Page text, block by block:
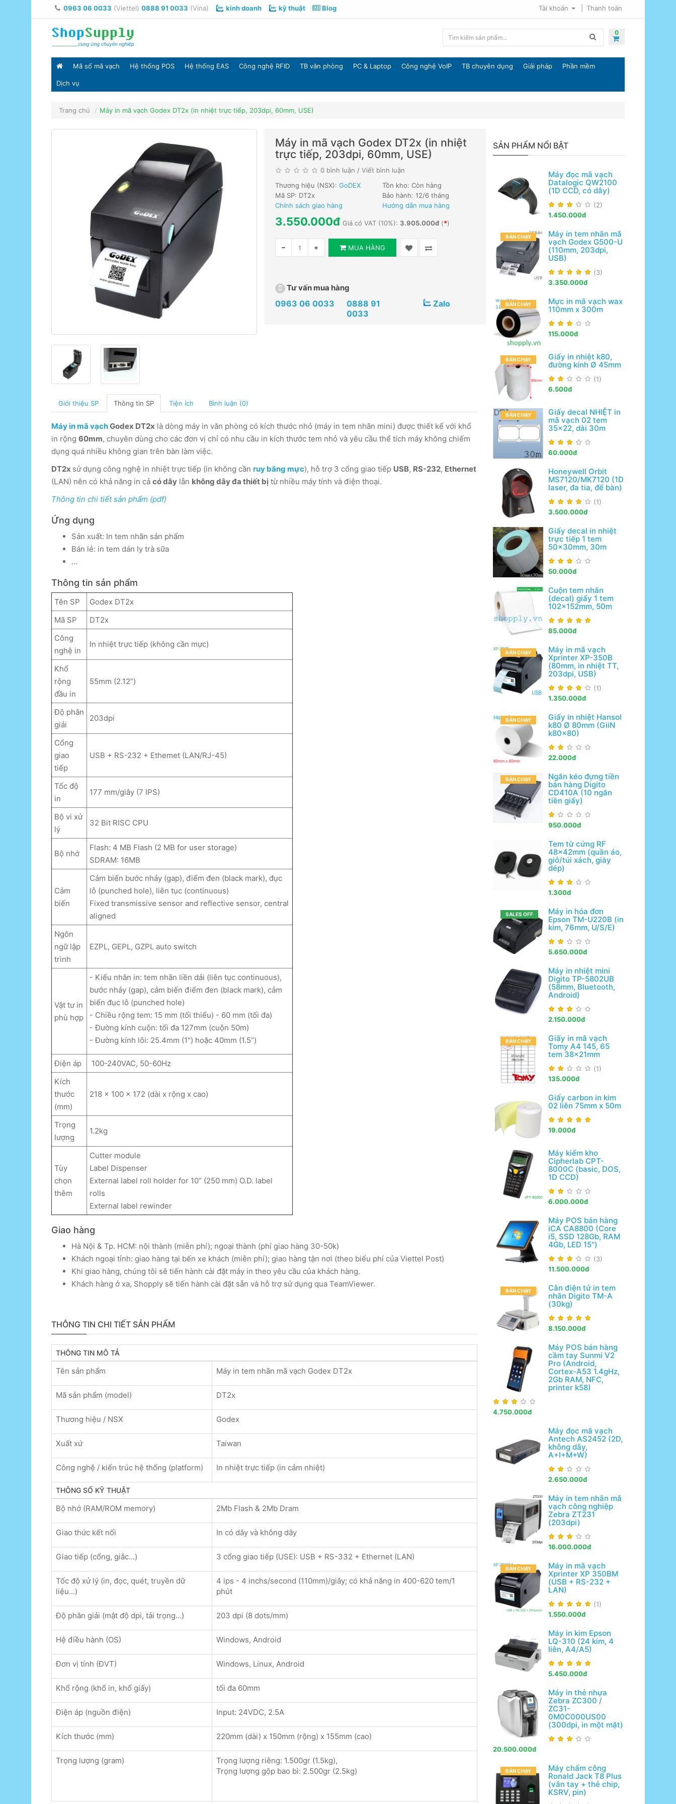
0963 06 0033 (Viettel) 0888 91 0033 (Vina) kinh doanh kỹ thuật Blog Tài khoản Thanh toán
0
Mã số mã vạch Hệ thống POS Hệ thống EAS Công nghệ RFID TB văn phòng PC & Laptop Công nghệ VoIP TB chuyên dụng Giải pháp Phần mềm
Dịch vụ
Trang chủ Máy in mã vạch Godex DT2x (in nhiệt trực tiếp, 203dpi, 60mm, USE)
Máy in mã vạch Godex DT2x (in nhiệt
trực tiếp, 203dpi, 60mm, USE)
0 bình luận / Viết bình luận
Thương hiệu (NSX): GoDEX
Mã SP: DT2x
Chính sách giao hàng
Tồn kho: Còn hàng
Bảo hành: 12/6 tháng
Hướng dẫn mua hàng
3.550.000đ Giá có VAT (10%): 3.905.000đ(*)
MUA HÀNG
Tư vấn mua hàng
0963 06 0033
0888 91
0033
Zalo
Giới thiệu SP Thông tin SP Tiện ích Bình luận (0)
Máy in mã vạchGodex DT2x là dòng máy in văn phòng có kích thước nhỏ (máy in tem nhãn mini) được thiết kế với khổ
in rộng 60mm, chuyên dùng cho các đơn vị chỉ có nhu cầu in kích thước tem nhỏ và yêu cầu thể tích máy không chiếm
dụng quá nhiều không gian trên bàn làm việc.
DT2x sử dụng công nghệ in nhiệt trực tiếp (in không cần ruy băng mực), hỗ trợ 3 cổng giao tiếp USB, RS-232, Ethernet
(LAN) nên có khả năng in cả có dây lẫn không dây đa thiết bị từ nhiều máy tính và điện thoại.
Thông tin chi tiết sản phẩm (pdf)
Ứng dụng
Sản xuất: In tem nhãn sản phẩm
Bán lẻ: in tem dán ly trà sữa
...
Thông tin sản phẩm
Tên SP
Godex DT2x
Mã SP
DT2x
Công
nghệ in
In nhiệt trực tiếp (không cần mực)
Khổ
rộng
đầu in
55mm (2.12”)
Độ phân
giải
203dpi
Cổng
giao
tiếp
USB + RS-232 + Ethemet (LAN/RJ-45)
Tốc độ
in
177 mm/giây (7 IPS)
Bộ vi xử
lý
32 Bit RISC CPU
Bộ nhớ
Flash: 4 MB Flash (2 MB for user storage)
SDRAM: 16MB
Cảm
biến
Cảm biến bước nhảy (gap), điểm đen (black mark), đục
lỗ (punched hole), liên tục (continuous)
Fixed transmissive sensor and reflective sensor, central
aligned
Ngôn
ngữ lập
trình
EZPL, GEPL, GZPL auto switch
Vật tư in
phù hợp
- Kiểu nhãn in: tem nhãn liền dải (liên tục continuous),
bước nhảy (gap), cảm biến điểm đen (black mark), cảm
biến đục lỗ (punched hole)
- Chiều rộng tem: 15 mm (tối thiểu) - 60 mm (tối đa)
- Đường kính cuộn: tối đa 127mm (cuộn 50m)
- Đường kính lõi: 25.4mm (1") hoặc 40mm (1.5”)
Điện áp
100-240VAC, 50-60Hz
Kích
thước
(mm)
218 x 100 x 172 (dài x rộng x cao)
Trọng
lượng
1.2kg
Tùy
chọn
thêm
Cutter module
Label Dispenser
External label roll holder for 10” (250 mm) O.D. label
rolls
External label rewinder
Giao hàng
Hà Nội & Tp. HCM: nội thành (miễn phí); ngoại thành (phí giao hàng 30-50k)
Khách ngoại tỉnh: giao hàng tại bến xe khách (miễn phí); giao hàng tận nơi (theo biểu phí của Viettel Post)
Khi giao hàng, chúng tôi sẽ tiến hành cài đặt máy in theo yêu cầu của khách hàng.
Khách hàng ở xa, Shopply sẽ tiến hành cài đặt sẵn và hỗ trợ sử dụng qua TeamViewer.
THÔNG TIN CHI TIẾT SẢN PHẨM
THÔNG TIN MÔ TẢ
Tên sản phẩm Máy in tem nhãn mã vạch Godex DT2x
Mã sản phẩm (model) DT2x
Thương hiệu / NSX Godex
Xuất xứ Taiwan
Công nghệ / kiến trúc hệ thống (platform) In nhiệt trực tiếp (in cảm nhiệt)
THÔNG SỐ KỸ THUẬT
Bộ nhớ (RAM/ROM memory) 2Mb Flash & 2Mb Dram
Giao thức kết nối In có dây và không dây
Giao tiếp (cổng, giắc...) 3 cổng giao tiếp (USE): USB + RS-332 + Ethernet (LAN)
Tốc độ xử lý (in, đọc, quét, truyền dữ
liệu...)
4 ips - 4 inchs/second (110mm)/giây; có khả năng in 400-620 tem/1
phút
Độ phân giải (mật độ dpi, tải trọng...) 203 dpi (8 dots/mm)
Hệ điều hành (OS) Windows, Android
Đơn vị tính (ĐVT) Windows, Linux, Android
Khổ rộng (khổ in, khổ giấy) tối đa 60mm
Điện áp (nguồn điện) Input: 24VDC, 2.5A
Kích thước (mm) 220mm (dài) x 150mm (rộng) x 155mm (cao)
Trọng lượng (gram)
Trọng lượng riêng: 1.500gr (1.5kg),
Trọng lượng gộp bao bì: 2.500gr (2.5kg)
SẢN PHẨM NỔI BẬT
Máy đọc mã vạch
Datalogic QW2100
(1D CCD, có dây)
(2)
1.450.000đ
BÁN CHẠY
Máy in tem nhãn mã
vạch Godex G500-U
(110mm, 203dpi,
USB)
(3)
3.350.000đ
BÁN CHẠY
Mực in mã vạch wax
110mm x 300m
115.000đ
BÁN CHẠY
Giấy in nhiệt k80,
đường kính Ø 45mm
(1)
6.500đ
BÁN CHẠY
Giấy decal NHIỆT in
mã vạch 02 tem
35x22, dài 30m
60.000đ
Honeywell Orbit
MS7120/MK7120 (1D
laser, đa tia, để bàn)
(1)
3.500.000đ
Giấy decal in nhiệt
trực tiếp 1 tem
50x30mm, 30m
50.000đ
Cuộn tem nhãn
(decal) giấy 1 tem
102x152mm, 50m
85.000đ
BÁN CHẠY
Máy in mã vạch
Xprinter XP-350B
(80mm, in nhiệt TT,
203dpi, USB)
(1)
1.350.000đ
BÁN CHẠY
Giấy in nhiệt Hansol
k80 Ø 80mm (GiiN
k80x80)
22.000đ
BÁN CHẠY
Ngăn kéo đựng tiền
bán hàng Digito
CD410A (10 ngăn
tiền giấy)
950.000đ
Tem từ cứng RF
48x42mm (quần áo,
giỏ/túi xách, giày
dép)
1.300đ
SALES OFF
Máy in hóa đơn
Epson TM-U220B (in
kim, 76mm, U/S/E)
5.650.000đ
Máy in nhiệt mini
Digito TP-5802UB
(58mm, Bluetooth,
Android)
2.150.000đ
BÁN CHẠY
Giấy in mã vạch
Tomy A4 145, 65
tem 38x21mm
(1)
135.000đ
Giấy carbon in kim
02 liên 75mm x 50m
19.000đ
Máy kiểm kho
Cipherlab CPT-
8000C (basic, DOS,
1D CCD)
6.000.000đ
Máy POS bán hàng
iCA CA8800 (Core
i5, SSD 128Gb, RAM
4Gb, LED 15")
(3)
11.500.000đ
BÁN CHẠY
Cân điện tử in tem
nhãn Digito TM-A
(30kg)
8.150.000đ
Máy POS bán hàng
cầm tay Sunmi V2
Pro (Android,
Cortex-A53 1.4gHz,
2Gb RAM, NFC,
printer k58)
4.750.000đ
Máy đọc mã vạch
Antech AS2452 (2D,
không dây,
A+I+M+W)
2.650.000đ
Máy in tem nhãn mã
vạch công nghiệp
Zebra ZT231
(203dpi)
16.000.000đ
BÁN CHẠY
Máy in mã vạch
Xprinter XP 350BM
(USB + RS-232 +
LAN)
(1)
1.550.000đ
Máy in kim Epson
LQ-310 (24 kim, 4
liên, A4/A5)
5.450.000đ
Máy in thẻ nhựa
Zebra ZC300 /
ZC31-
0M0C000US00
(300dpi, in một mặt)
20.500.000đ
BÁN CHẠY
Máy chấm công
Ronald Jack T8 Plus
(vân tay + thẻ chip,
KSRV, pin)